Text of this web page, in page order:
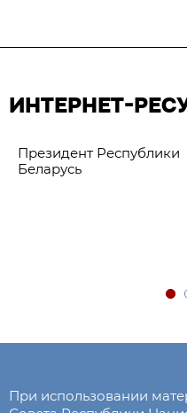
ИНТЕРНЕТ-
Президент Республики
Беларусь
При использовании